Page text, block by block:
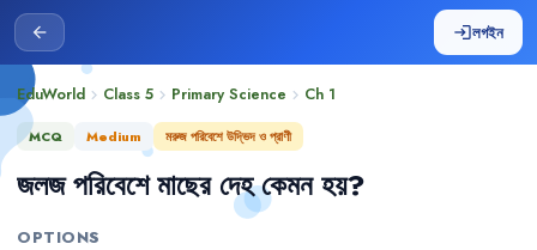
arrow_back loginলগইন
EduWorld chevron_right Class 5 chevron_right Primary Science chevron_right Ch 1
MCQ Medium মরুজ পরিবেশে উদ্ভিদ ও প্রাণী
জলজ পরিবেশে মাছের দেহ কেমন হয়?
OPTIONS